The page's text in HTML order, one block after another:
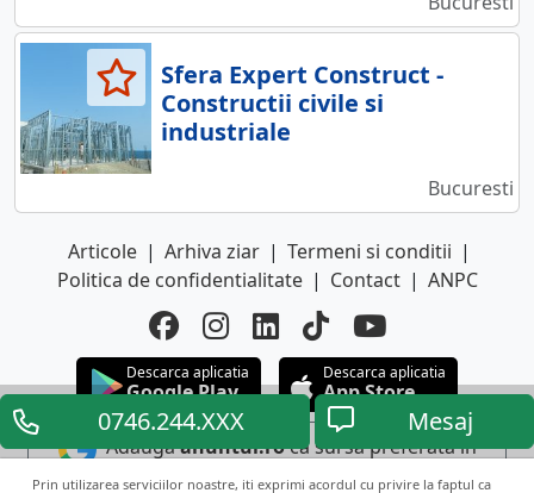
0746.244.XXX Mesaj
Prin utilizarea serviciilor noastre, iti exprimi acordul cu privire la faptul ca
Sfera Expert Construct -
Constructii civile si
industriale
Bucuresti
Articole | Arhiva ziar | Termeni si conditii |
Politica de confidentialitate | Contact | ANPC
Descarca aplicatia
Google Play
Descarca aplicatia
App Store
Adaugaanuntul.roca sursa preferata in
Google